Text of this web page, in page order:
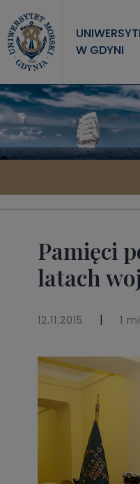
W GDYNI
UNIWERSYTET
STUDIA
NAUKA
Pamięci
latach
12.11.2015 | 1